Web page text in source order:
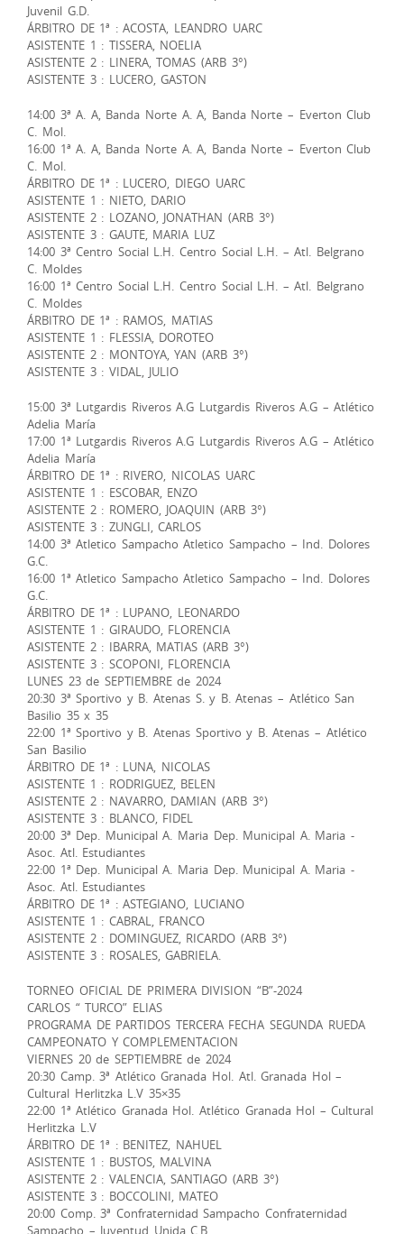
Juvenil G.D.
ÁRBITRO DE 1ª : ACOSTA, LEANDRO UARC
ASISTENTE 1 : TISSERA, NOELIA
ASISTENTE 2 : LINERA, TOMAS (ARB 3°)
ASISTENTE 3 : LUCERO, GASTON
14:00 3ª A. A, Banda Norte A. A, Banda Norte – Everton Club
C. Mol.
16:00 1ª A. A, Banda Norte A. A, Banda Norte – Everton Club
C. Mol.
ÁRBITRO DE 1ª : LUCERO, DIEGO UARC
ASISTENTE 1 : NIETO, DARIO
ASISTENTE 2 : LOZANO, JONATHAN (ARB 3°)
ASISTENTE 3 : GAUTE, MARIA LUZ
14:00 3ª Centro Social L.H. Centro Social L.H. – Atl. Belgrano
C. Moldes
16:00 1ª Centro Social L.H. Centro Social L.H. – Atl. Belgrano
C. Moldes
ÁRBITRO DE 1ª : RAMOS, MATIAS
ASISTENTE 1 : FLESSIA, DOROTEO
ASISTENTE 2 : MONTOYA, YAN (ARB 3°)
ASISTENTE 3 : VIDAL, JULIO
15:00 3ª Lutgardis Riveros A.G Lutgardis Riveros A.G – Atlético
Adelia María
17:00 1ª Lutgardis Riveros A.G Lutgardis Riveros A.G – Atlético
Adelia María
ÁRBITRO DE 1ª : RIVERO, NICOLAS UARC
ASISTENTE 1 : ESCOBAR, ENZO
ASISTENTE 2 : ROMERO, JOAQUIN (ARB 3°)
ASISTENTE 3 : ZUNGLI, CARLOS
14:00 3ª Atletico Sampacho Atletico Sampacho – Ind. Dolores
G.C.
16:00 1ª Atletico Sampacho Atletico Sampacho – Ind. Dolores
G.C.
ÁRBITRO DE 1ª : LUPANO, LEONARDO
ASISTENTE 1 : GIRAUDO, FLORENCIA
ASISTENTE 2 : IBARRA, MATIAS (ARB 3°)
ASISTENTE 3 : SCOPONI, FLORENCIA
LUNES 23 de SEPTIEMBRE de 2024
20:30 3ª Sportivo y B. Atenas S. y B. Atenas – Atlético San
Basilio 35 x 35
22:00 1ª Sportivo y B. Atenas Sportivo y B. Atenas – Atlético
San Basilio
ÁRBITRO DE 1ª : LUNA, NICOLAS
ASISTENTE 1 : RODRIGUEZ, BELEN
ASISTENTE 2 : NAVARRO, DAMIAN (ARB 3°)
ASISTENTE 3 : BLANCO, FIDEL
20:00 3ª Dep. Municipal A. Maria Dep. Municipal A. Maria -
Asoc. Atl. Estudiantes
22:00 1ª Dep. Municipal A. Maria Dep. Municipal A. Maria -
Asoc. Atl. Estudiantes
ÁRBITRO DE 1ª : ASTEGIANO, LUCIANO
ASISTENTE 1 : CABRAL, FRANCO
ASISTENTE 2 : DOMINGUEZ, RICARDO (ARB 3°)
ASISTENTE 3 : ROSALES, GABRIELA.
TORNEO OFICIAL DE PRIMERA DIVISION “B”-2024
CARLOS “ TURCO” ELIAS
PROGRAMA DE PARTIDOS TERCERA FECHA SEGUNDA RUEDA
CAMPEONATO Y COMPLEMENTACION
VIERNES 20 de SEPTIEMBRE de 2024
20:30 Camp. 3ª Atlético Granada Hol. Atl. Granada Hol –
Cultural Herlitzka L.V 35×35
22:00 1ª Atlético Granada Hol. Atlético Granada Hol – Cultural
Herlitzka L.V
ÁRBITRO DE 1ª : BENITEZ, NAHUEL
ASISTENTE 1 : BUSTOS, MALVINA
ASISTENTE 2 : VALENCIA, SANTIAGO (ARB 3°)
ASISTENTE 3 : BOCCOLINI, MATEO
20:00 Comp. 3ª Confraternidad Sampacho Confraternidad
Sampacho – Juventud Unida C.B.